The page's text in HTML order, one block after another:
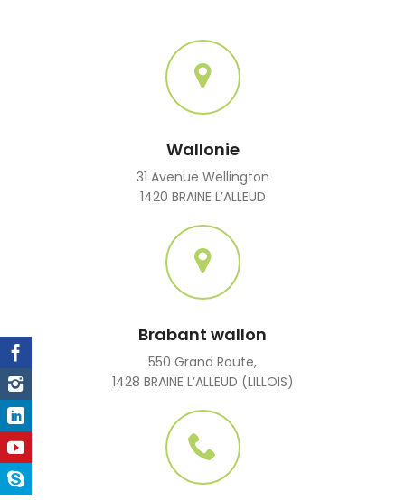
Wallonie
31 Avenue Wellington
1420 BRAINE L’ALLEUD
Brabant wallon
550 Grand Route,
1428 BRAINE L’ALLEUD (LILLOIS)